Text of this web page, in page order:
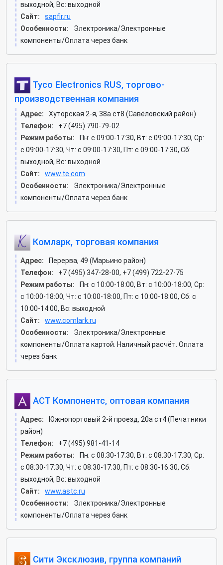
выходной, Вс: выходной
Сайт:
sapfir.ru
Особенности:
Электроника/Электронные
компоненты/Оплата через банк
Tyco Electronics RUS, торгово-
производственная компания
Адрес:
Хуторская 2-я, 38а ст8 (Савёловский район)
Телефон:
+7 (495) 790-79-02
Режим работы:
Пн: c 09:00-17:30, Вт: c 09:00-17:30, Ср:
c 09:00-17:30, Чт: c 09:00-17:30, Пт: c 09:00-17:30, Сб:
выходной, Вс: выходной
Сайт:
www.te.com
Особенности:
Электроника/Электронные
компоненты/Оплата через банк
Комларк, торговая компания
Адрес:
Перерва, 49 (Марьино район)
Телефон:
+7 (495) 347-28-00, +7 (499) 722-27-75
Режим работы:
Пн: c 10:00-18:00, Вт: c 10:00-18:00, Ср:
c 10:00-18:00, Чт: c 10:00-18:00, Пт: c 10:00-18:00, Сб: c
10:00-14:00, Вс: выходной
Сайт:
www.comlark.ru
Особенности:
Электроника/Электронные
компоненты/Оплата картой. Наличный расчёт. Оплата
через банк
АСТ Компонентс, оптовая компания
Адрес:
Южнопортовый 2-й проезд, 20а ст4 (Печатники
район)
Телефон:
+7 (495) 981-41-14
Режим работы:
Пн: c 08:30-17:30, Вт: c 08:30-17:30, Ср:
c 08:30-17:30, Чт: c 08:30-17:30, Пт: c 08:30-16:30, Сб:
выходной, Вс: выходной
Сайт:
www.astc.ru
Особенности:
Электроника/Электронные
компоненты/Оплата через банк
Сити Эксклюзив, группа компаний